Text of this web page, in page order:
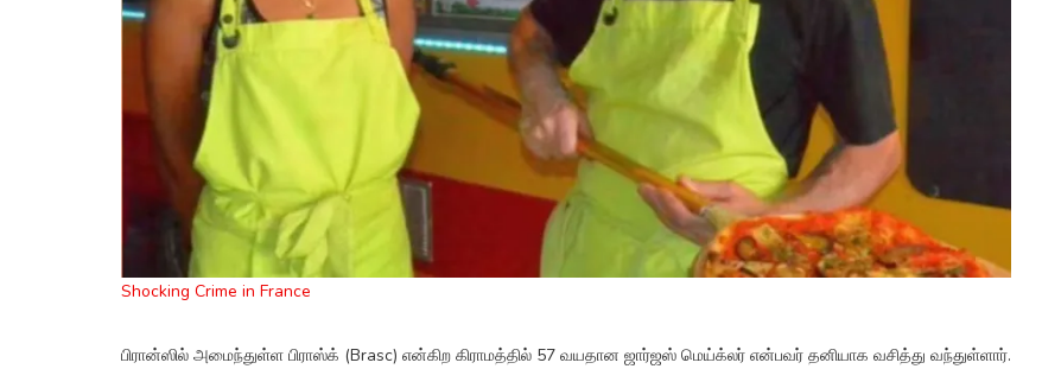
Shocking Crime in France
பிரான்ஸில் அமைந்துள்ள பிராஸ்க் (Brasc) என்கிற கிராமத்தில் 57 வயதான ஜார்ஜஸ் மெய்க்லர் என்பவர் தனியாக வசித்து வந்துள்ளார்.